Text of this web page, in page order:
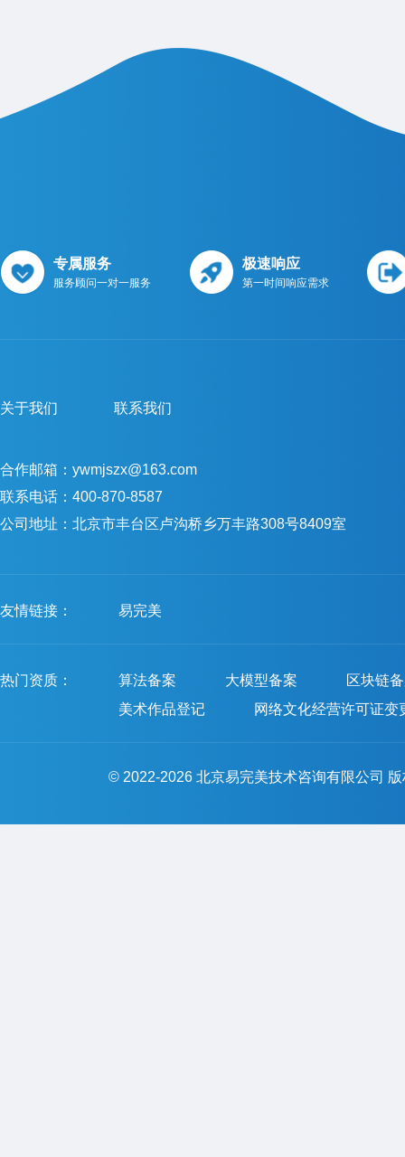
专属服务
服务顾问一对一服务
极速响应
第一时间响应需求
关于我们 联系我们
合作邮箱：ywmjszx@163.com
联系电话：400-870-8587
公司地址：北京市丰台区卢沟桥乡万丰路308号8409室
友情链接： 易完美
热门资质： 算法备案 大模型备案
区块链
美术作品登记
网络文化经营许可证变
© 2022-2026 北京易完美技术咨询有限公司 版